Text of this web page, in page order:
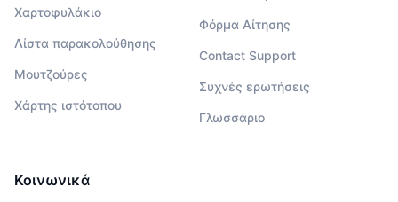
Χαρτοφυλάκιο
Λίστα παρακολούθησης
Μουτζούρες
Χάρτης ιστότοπου
Φόρμα Αίτησης
Contact Support
Συχνές ερωτήσεις
Γλωσσάριο
Κοινωνικά